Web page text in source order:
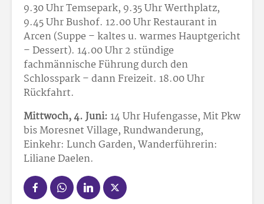
9.30 Uhr Temsepark, 9.35 Uhr Werthplatz,
9.45 Uhr Bushof. 12.00 Uhr Restaurant in
Arcen (Suppe – kaltes u. warmes Hauptgericht
– Dessert). 14.00 Uhr 2 stündige
fachmännische Führung durch den
Schlosspark – dann Freizeit. 18.00 Uhr
Rückfahrt.
Mittwoch, 4. Juni: 14 Uhr Hufengasse, Mit Pkw
bis Moresnet Village, Rundwanderung,
Einkehr: Lunch Garden, Wanderführerin:
Liliane Daelen.